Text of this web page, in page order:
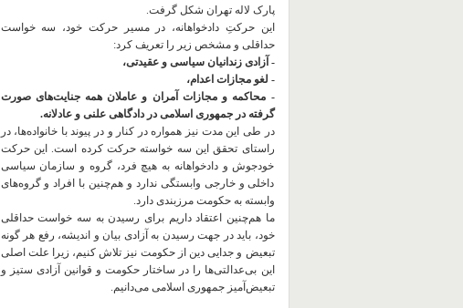
پارک لاله تهران شکل گرفت.
این حرکتِ دادخواهانه، در مسیر حرکت خود، سه خواست
حداقلی و مشخص زیر را تعریف کرد:
- آزادی زندانیان سیاسی و عقیدتی،
- لغو مجازات اعدام،
- محاکمه و مجازات آمران و عاملان همه جنایت‌های صورت
گرفته در جمهوری اسلامی در دادگاهی علنی و عادلانه.
در طی این مدت نیز همواره در کنار و در پیوند با خانواده‌ها، در
راستای تحقق این سه خواسته حرکت کرده است. این حرکت
خودجوش و دادخواهانه به هیچ فرد، گروه و سازمان سیاسی
داخلی و خارجی وابستگی ندارد و هم‌چنین با افراد و گروه‌های
وابسته به حکومت مرزبندی دارد.
ما هم‌چنین اعتقاد داریم برای رسیدن به سه خواست حداقلی
خود، باید در جهت رسیدن به آزادی بیان و اندیشه، رفع هر گونه
تبعیض و جدایی دین از حکومت نیز تلاش کنیم، زیرا علت اصلی
این بی‌عدالتی‌ها را در ساختار حکومت و قوانین آزادی ستیز و
تبعیض‌آمیز جمهوری اسلامی می‌دانیم.